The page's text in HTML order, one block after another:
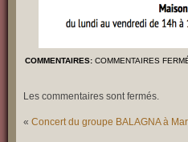
COMMENTAIRES: COMMENTAIRES
Les commentaires sont fermés.
« Concert du groupe BALAGNA à